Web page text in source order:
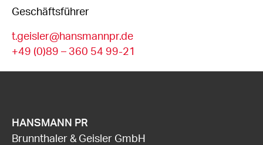
Geschäftsführer
t.geisler@hansmannpr.de
+49 (0)89 – 360 54 99-21
HANSMANN PR
Brunnthaler & Geisler GmbH